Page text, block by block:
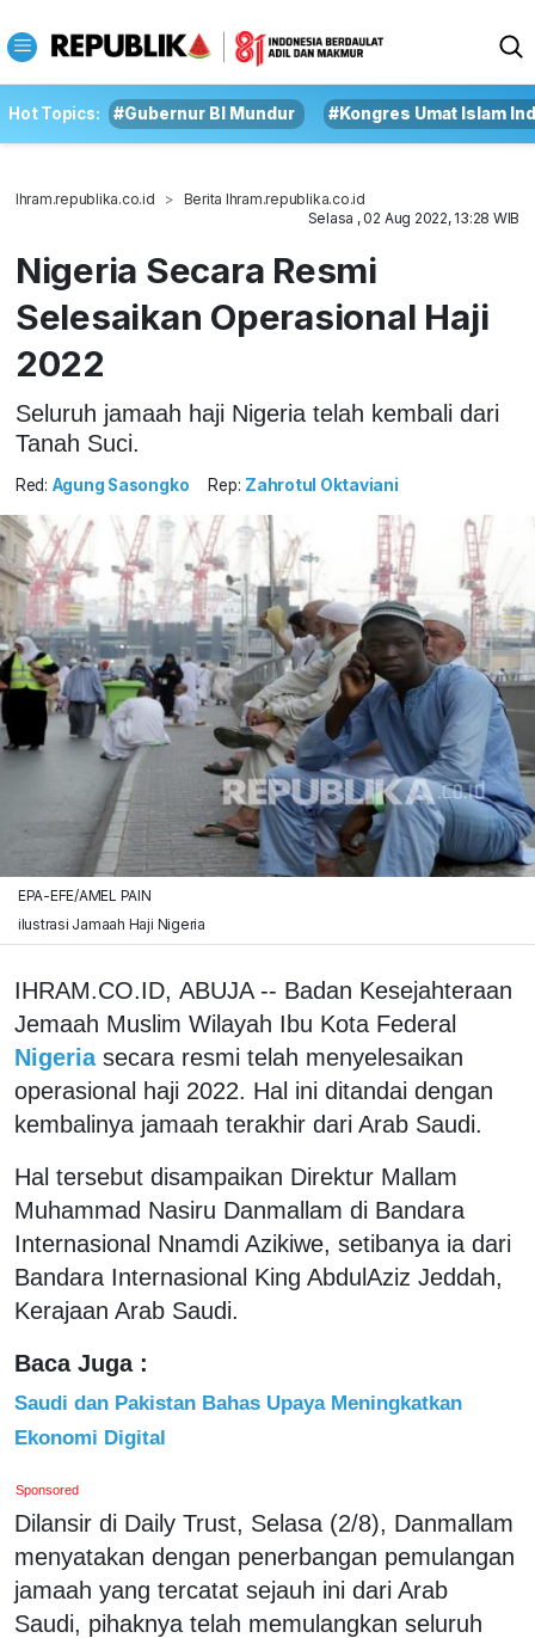
Hot Topics: #Gubernur BI Mundur #Kongres Umat Islam
Ihram.republika.co.id
Berita Ihram.republika.co.id
Selasa , 02 Aug 2022, 13:28 WIB
Nigeria Secara Resmi
Selesaikan Operasional Haji
2022
Seluruh jamaah haji Nigeria telah kembali dari
Tanah Suci.
Red: Agung Sasongko Rep: Zahrotul Oktaviani
EPA-EFE/AMEL PAIN
ilustrasi Jamaah Haji Nigeria
IHRAM.CO.ID, ABUJA -- Badan Kesejahteraan
Jemaah Muslim Wilayah Ibu Kota Federal
Nigeria secara resmi telah menyelesaikan
operasional haji 2022. Hal ini ditandai dengan
kembalinya jamaah terakhir dari Arab Saudi.
Hal tersebut disampaikan Direktur Mallam
Muhammad Nasiru Danmallam di Bandara
Internasional Nnamdi Azikiwe, setibanya ia dari
Bandara Internasional King AbdulAziz Jeddah,
Kerajaan Arab Saudi.
Baca Juga :
Saudi dan Pakistan Bahas Upaya Meningkatkan
Ekonomi Digital
Sponsored
Dilansir di Daily Trust, Selasa (2/8), Danmallam
menyatakan dengan penerbangan pemulangan
jamaah yang tercatat sejauh ini dari Arab
Saudi, pihaknya telah memulangkan seluruh